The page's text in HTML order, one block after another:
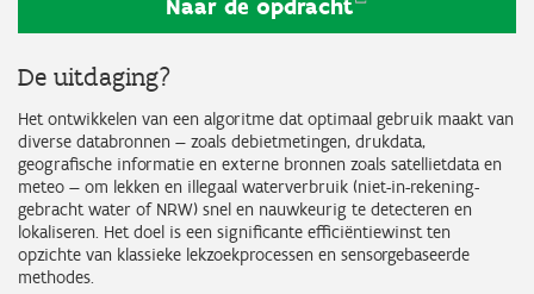
Naar de opdracht
De uitdaging?
Het ontwikkelen van een algoritme dat optimaal gebruik maakt van
diverse databronnen — zoals debietmetingen, drukdata,
geografische informatie en externe bronnen zoals satellietdata en
meteo — om lekken en illegaal waterverbruik (niet-in-rekening-
gebracht water of NRW) snel en nauwkeurig te detecteren en
lokaliseren. Het doel is een significante efficiëntiewinst ten
opzichte van klassieke lekzoekprocessen en sensorgebaseerde
methodes.